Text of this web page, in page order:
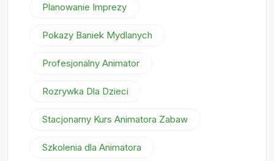
Planowanie Imprezy
Pokazy Baniek Mydlanych
Profesjonalny Animator
Rozrywka Dla Dzieci
Stacjonarny Kurs Animatora Zabaw
Szkolenia dla Animatora